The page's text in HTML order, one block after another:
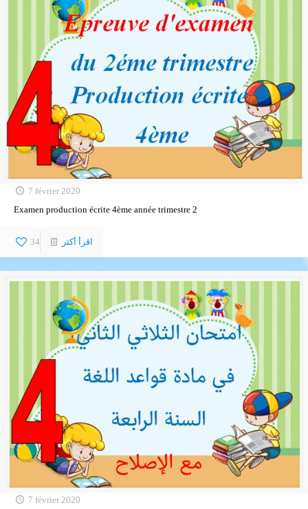
7 février 2020
Examen production écrite 4ème année trimestre 2
34 اقرأ أكثر
7 février 2020